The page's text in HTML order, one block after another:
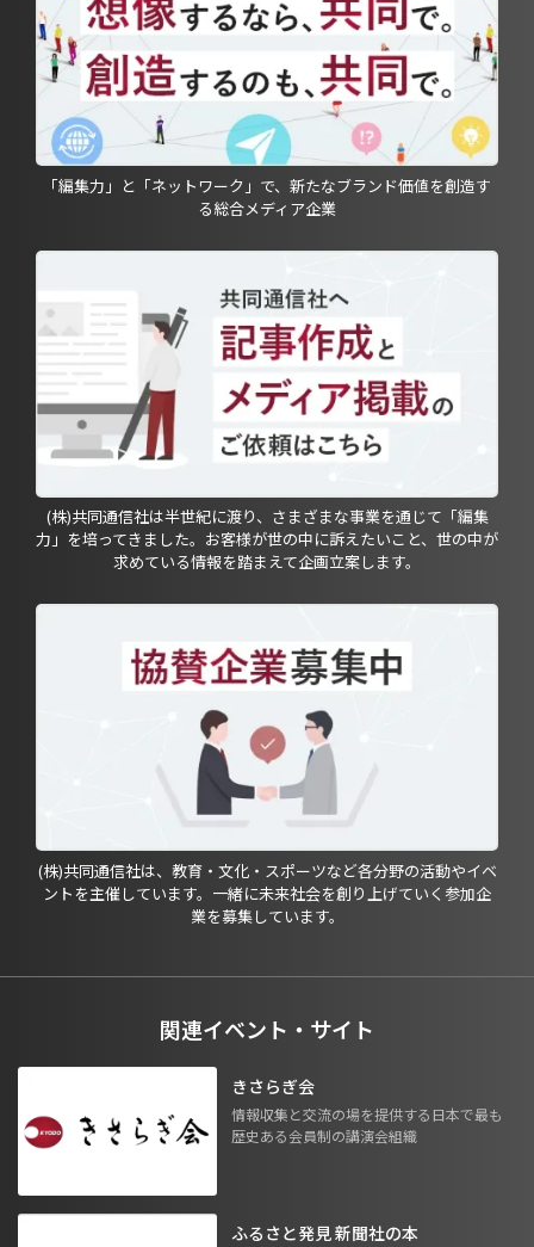
「編集力」と「ネットワーク」で、新たなブランド価値を創造す
る総合メディア企業
(株)共同通信社は半世紀に渡り、さまざまな事業を通じて「編集
力」を培ってきました。お客様が世の中に訴えたいこと、世の中が
求めている情報を踏まえて企画立案します。
(株)共同通信社は、教育・文化・スポーツなど各分野の活動やイベ
ントを主催しています。一緒に未来社会を創り上げていく参加企
業を募集しています。
関連イベント・サイト
きさらぎ会
情報収集と交流の場を提供する日本で最も
歴史ある会員制の講演会組織
ふるさと発見 新聞社の本